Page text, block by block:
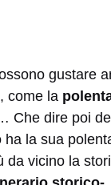
gustare
come la
Che dire poi
ha la sua
da vicino la